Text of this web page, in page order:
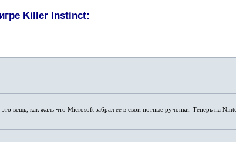
Killer Instinct:
вещь, как жаль что Microsoft забрал ее в свои потные ручонки. Теперь на